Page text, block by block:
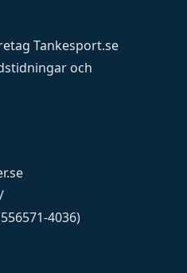
Tankesport.se
och
4036)